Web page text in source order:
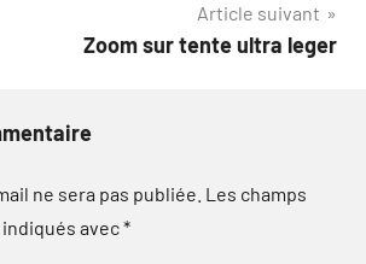
Article suivant
Zoom sur tente ultra leger
ne sera pas publiée. Les champs
avec*